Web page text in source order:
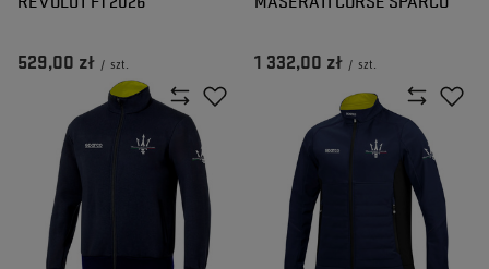
529,00 zł / szt. 1 332,00 zł / szt.